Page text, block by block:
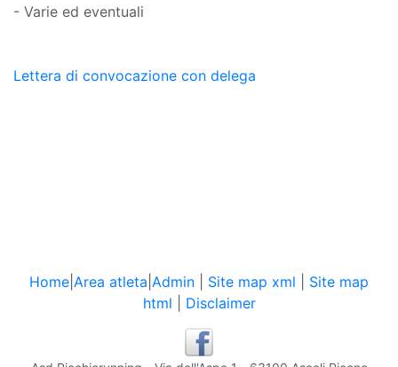
- Varie ed eventuali
Lettera di convocazione con delega
Home Area atleta Admin Site map xml
Site map
html
Disclaimer